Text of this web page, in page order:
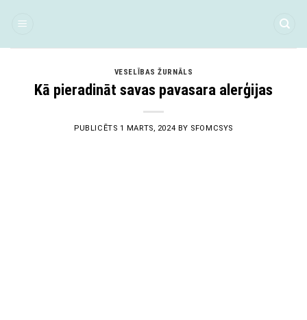
VESELĪBAS ŽURNĀLS
Kā pieradināt savas pavasara alerģijas
PUBLICĒTS 1 MARTS, 2024 BY SFOMCSYS